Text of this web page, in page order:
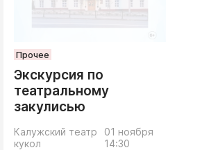
Прочее
Экскурсия по
театральному
закулисью
01 ноября
14:30
Калужский театр
кукол